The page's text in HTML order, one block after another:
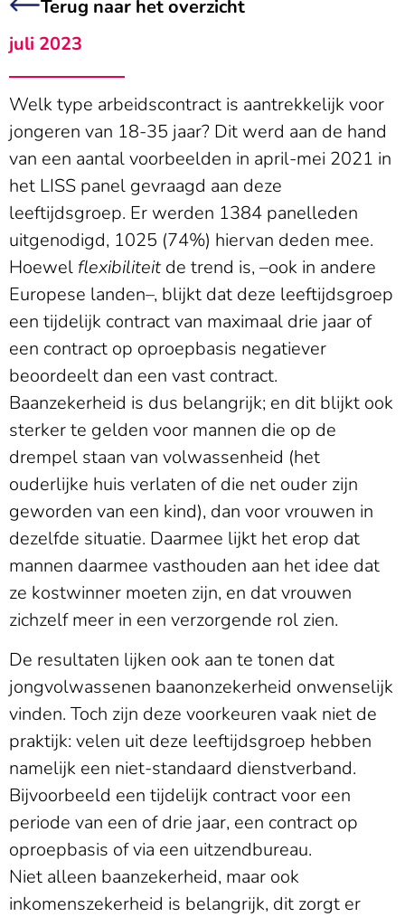
Terug naar het overzicht
juli 2023
Welk type arbeidscontract is aantrekkelijk voor
jongeren van 18-35 jaar? Dit werd aan de hand
van een aantal voorbeelden in april-mei 2021 in
het LISS panel gevraagd aan deze
leeftijdsgroep. Er werden 1384 panelleden
uitgenodigd, 1025 (74%) hiervan deden mee.
Hoewel flexibiliteit de trend is, –ook in andere
Europese landen–, blijkt dat deze leeftijdsgroep
een tijdelijk contract van maximaal drie jaar of
een contract op oproepbasis negatiever
beoordeelt dan een vast contract.
Baanzekerheid is dus belangrijk; en dit blijkt ook
sterker te gelden voor mannen die op de
drempel staan van volwassenheid (het
ouderlijke huis verlaten of die net ouder zijn
geworden van een kind), dan voor vrouwen in
dezelfde situatie. Daarmee lijkt het erop dat
mannen daarmee vasthouden aan het idee dat
ze kostwinner moeten zijn, en dat vrouwen
zichzelf meer in een verzorgende rol zien.
De resultaten lijken ook aan te tonen dat
jongvolwassenen baanonzekerheid onwenselijk
vinden. Toch zijn deze voorkeuren vaak niet de
praktijk: velen uit deze leeftijdsgroep hebben
namelijk een niet-standaard dienstverband.
Bijvoorbeeld een tijdelijk contract voor een
periode van een of drie jaar, een contract op
oproepbasis of via een uitzendbureau.
Niet alleen baanzekerheid, maar ook
inkomenszekerheid is belangrijk, dit zorgt er